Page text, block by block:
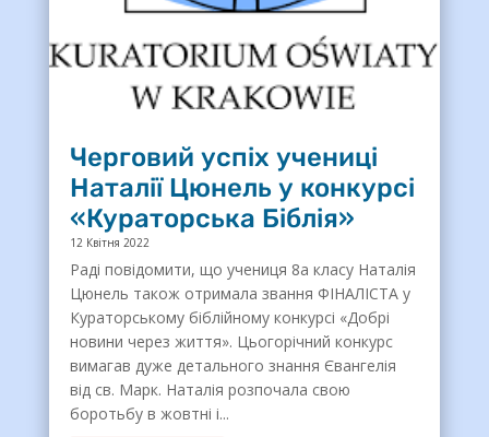
Черговий успіх учениці
Наталії Цюнель у конкурсі
«Кураторська Біблія»
12 Квітня 2022
Раді повідомити, що учениця 8а класу Наталія
Цюнель також отримала звання ФІНАЛІСТА у
Кураторському біблійному конкурсі «Добрі
новини через життя». Цьогорічний конкурс
вимагав дуже детального знання Євангелія
від св. Марк. Наталія розпочала свою
боротьбу в жовтні і...